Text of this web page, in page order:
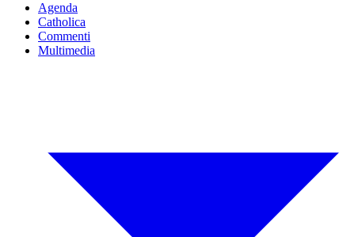
Agenda
Catholica
Commenti
Multimedia